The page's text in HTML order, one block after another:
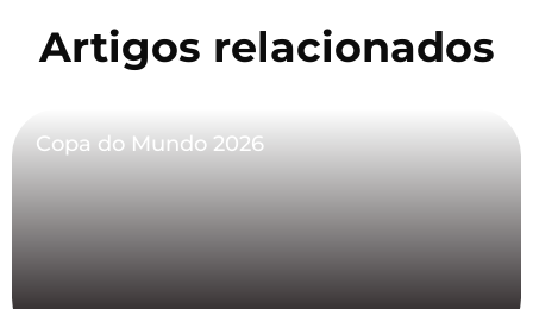
Artigos relacionados
Copa do Mundo 2026